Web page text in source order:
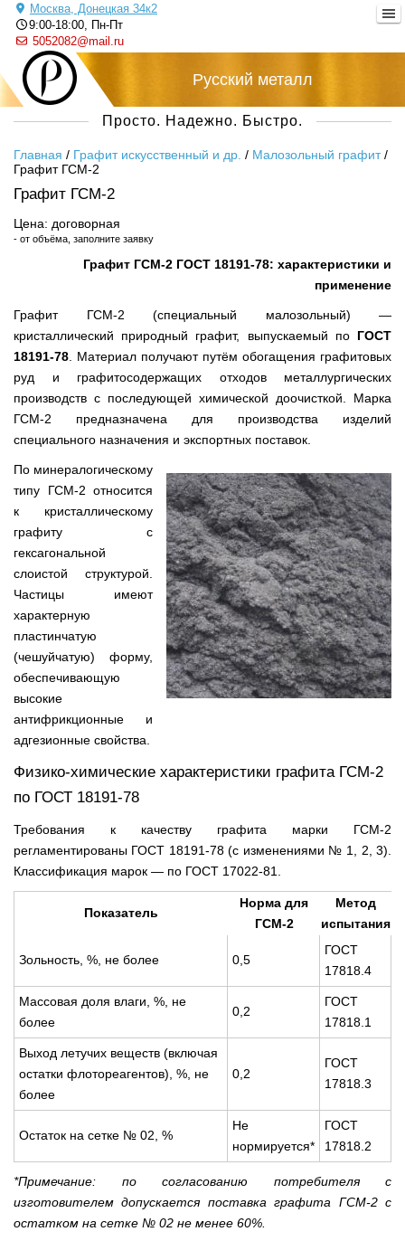
Москва, Донецкая 34к2
9:00-18:00, Пн-Пт
5052082@mail.ru
Русский металл
+7 (495) 505-20-82
Просто. Надежно. Быстро.
Главная / Графит искусственный и др. / Малозольный графит/
Графит ГСМ-2
Графит ГСМ-2
Цена: договорная
- от объёма, заполните заявку
Графит ГСМ-2 ГОСТ 18191-78: характеристики и
применение
Графит ГСМ-2 (специальный малозольный) —
кристаллический природный графит, выпускаемый по ГОСТ
18191-78 . Материал получают путём обогащения графитовых
руд и графитосодержащих отходов металлургических
производств с последующей химической доочисткой. Марка
ГСМ-2 предназначена для производства изделий
специального назначения и экспортных поставок.
По минералогическому
типу ГСМ-2 относится
к кристаллическому
графиту с
гексагональной
слоистой структурой.
Частицы имеют
характерную
пластинчатую
(чешуйчатую) форму,
обеспечивающую
высокие
антифрикционные и
адгезионные свойства.
Физико-химические характеристики графита ГСМ-2
по ГОСТ 18191-78
Требования к качеству графита марки ГСМ-2
регламентированы ГОСТ 18191-78 (с изменениями № 1, 2, 3).
Классификация марок — по ГОСТ 17022-81.
Показатель
Норма для
ГСМ-2
Метод
испытания
Зольность, %, не более 0,5
ГОСТ
17818.4
Массовая доля влаги, %, не
более
0,2
ГОСТ
17818.1
Выход летучих веществ (включая
остатки флотореагентов), %, не
более
0,2
ГОСТ
17818.3
Остаток на сетке № 02, %
Не
нормируется*
ГОСТ
17818.2
*Примечание: по согласованию потребителя с
изготовителем допускается поставка графита ГСМ-2 с
остатком на сетке № 02 не менее 60%.